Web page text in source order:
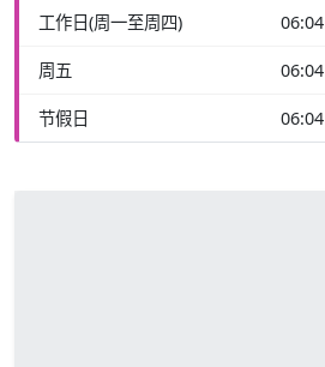
工作日(周一至周四) 06:04
周五 06:04
节假日 06:04